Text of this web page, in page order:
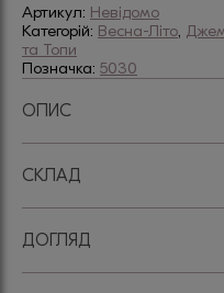
Артикул: Невідомо
Категорій: Весна-Літо,
та Топи
Позначка: 5030
ОПИС
СКЛАД
ДОГЛЯД